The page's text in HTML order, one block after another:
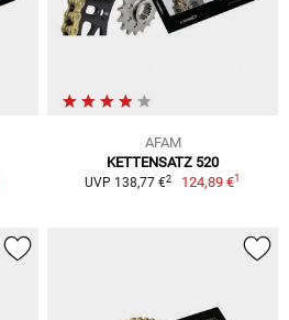
AFAM
KETTENSATZ 520
UVP 138,77 €2 124,89 €1